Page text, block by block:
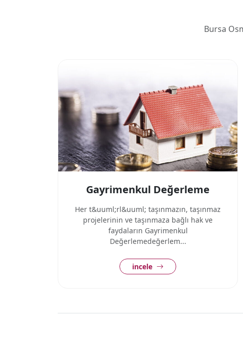
Bursa
Gayrimenkul Değerleme
Her t&uuml;rl&uuml; taşınmazın, taşınmaz
projelerinin ve taşınmaza bağlı hak ve
faydaların Gayrimenkul
Değerlemedeğerlem...
incele